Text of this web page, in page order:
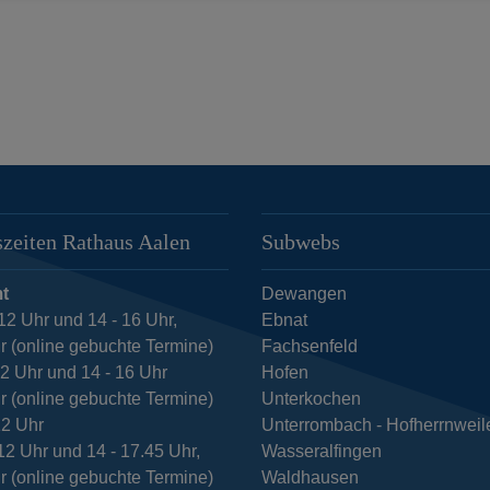
Rathaus Aalen
Uhr und 14 - 16 Uhr,
(online gebuchte Termine)
Uhr und 14 - 16 Uhr
(online gebuchte Termine)
Uhr
Uhr und 14 - 17.45 Uhr,
(online gebuchte Termine)
Subwebs
Dewangen
Ebnat
Fachsenfeld
Hofen
Unterkochen
Unterrombach -
Wasseralfingen
Waldhausen